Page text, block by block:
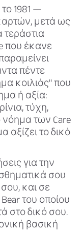
1981 —
μετά ως
τεράστια
που έκανε
πέντε
κοιλιάς" που
ή αξία:
τύχη,
νόημα των Care
αξίζει το δικό
για την
σου
και σε
του οποίου
στο δικό σου.
βασική